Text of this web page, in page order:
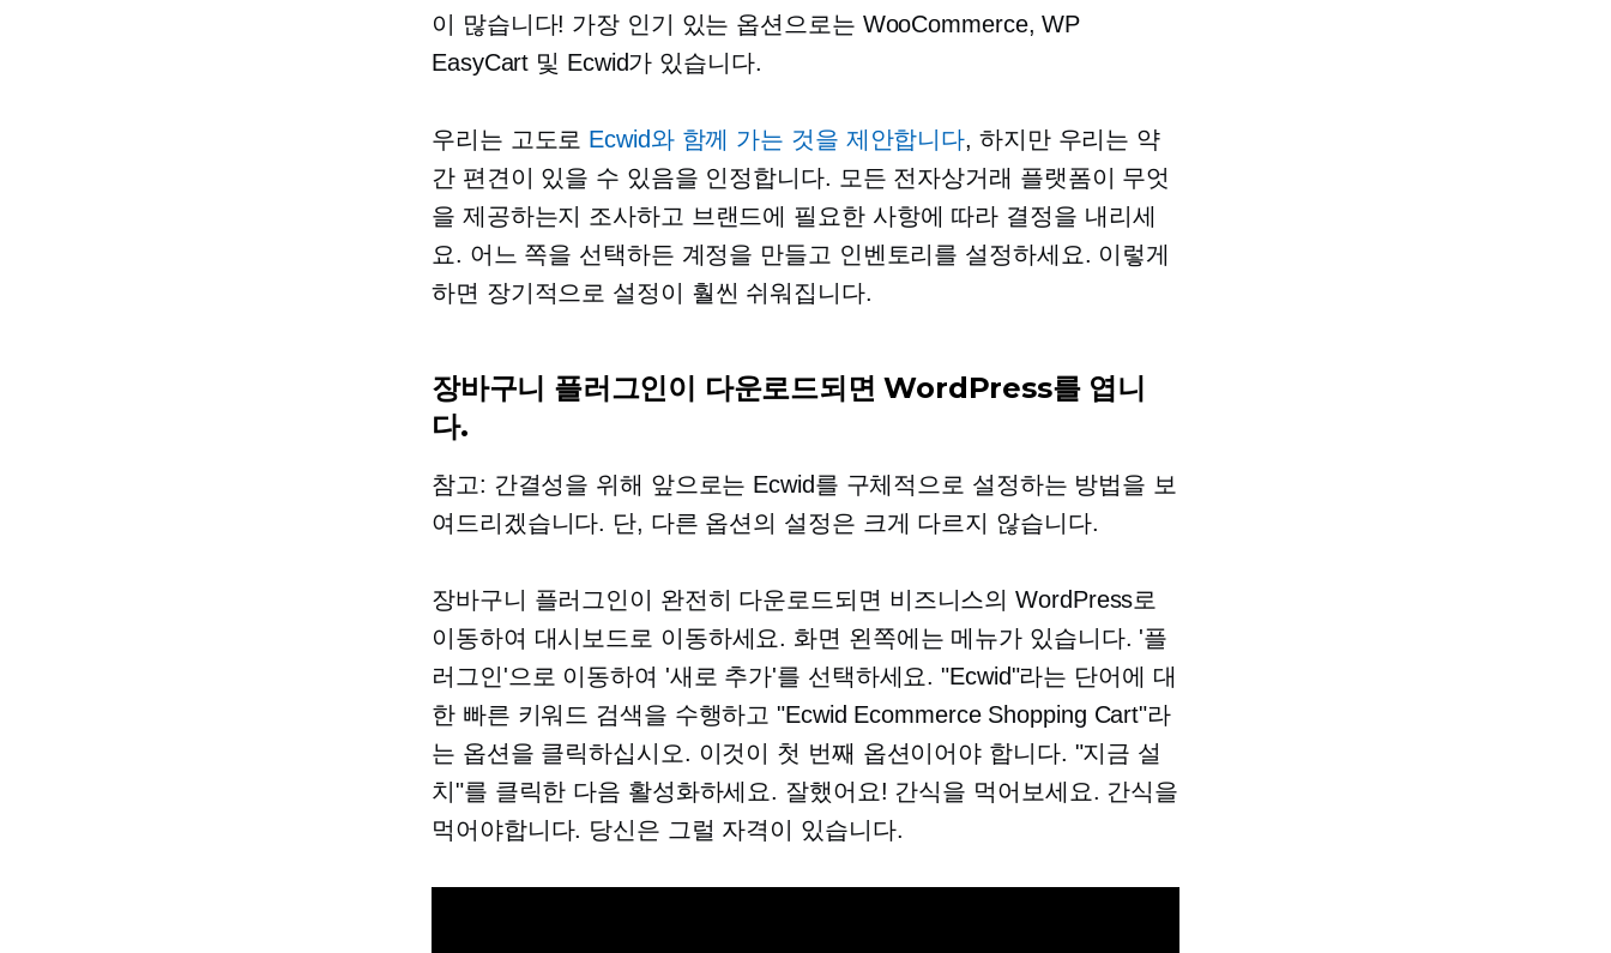
이 많습니다! 가장 인기 있는 옵션으로는 WooCommerce, WP
EasyCart 및 Ecwid가 있습니다.
우리는 고도로 Ecwid와 함께 가는 것을 제안합니다, 하지만 우리는 약
간 편견이 있을 수 있음을 인정합니다. 모든 전자상거래 플랫폼이 무엇
을 제공하는지 조사하고 브랜드에 필요한 사항에 따라 결정을 내리세
요. 어느 쪽을 선택하든 계정을 만들고 인벤토리를 설정하세요. 이렇게
하면 장기적으로 설정이 훨씬 쉬워집니다.
장바구니 플러그인이 다운로드되면 WordPress를 엽니
다.
참고: 간결성을 위해 앞으로는 Ecwid를 구체적으로 설정하는 방법을 보
여드리겠습니다. 단, 다른 옵션의 설정은 크게 다르지 않습니다.
장바구니 플러그인이 완전히 다운로드되면 비즈니스의 WordPress로
이동하여 대시보드로 이동하세요. 화면 왼쪽에는 메뉴가 있습니다. '플
러그인'으로 이동하여 '새로 추가'를 선택하세요. "Ecwid"라는 단어에 대
한 빠른 키워드 검색을 수행하고 "Ecwid Ecommerce Shopping Cart"라
는 옵션을 클릭하십시오. 이것이 첫 번째 옵션이어야 합니다. "지금 설
치"를 클릭한 다음 활성화하세요. 잘했어요! 간식을 먹어보세요. 간식을
먹어야합니다. 당신은 그럴 자격이 있습니다.